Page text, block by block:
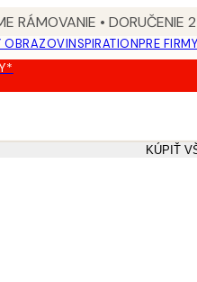
RÁMOVANIE • DORUČENIE
OBRAZOVINSPIRATIONPRE FIRMY
KÚPIŤ